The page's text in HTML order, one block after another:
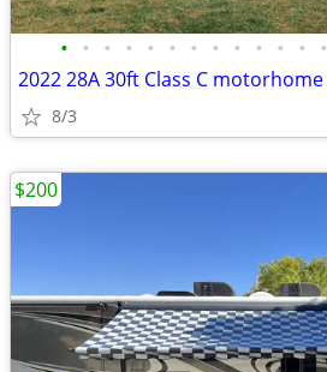
• • • • • • • • • • • • •
2022 28A 30ft Class C motorhome
8/3
$200